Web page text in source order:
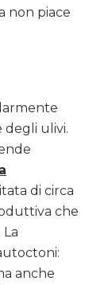
non piace
degli ulivi.
di circa
che
La
anche